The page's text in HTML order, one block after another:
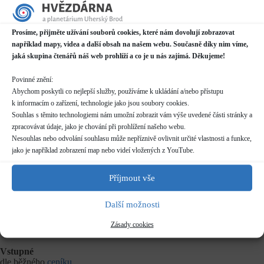
Prosíme, přijměte užívání souborů cookies, které nám dovolují zobrazovat
například mapy, videa a další obsah na našem webu. Současně díky nim víme,
jaká skupina čtenářů náš web prohlíží a co je u nás zajímá. Děkujeme!
Povinné znění:
Abychom poskytli co nejlepší služby, používáme k ukládání a/nebo přístupu
k informacím o zařízení, technologie jako jsou soubory cookies.
Souhlas s těmito technologiemi nám umožní zobrazit vám výše uvedené části stránky a
zpracovávat údaje, jako je chování při prohlížení našeho webu.
Nesouhlas nebo odvolání souhlasu může nepříznivě ovlivnit určité vlastnosti a funkce,
jako je například zobrazení map nebo videí vložených z YouTube.
Příjmout vše
Další možnosti
Zásady cookies
Datum / čas
19.09.2023
17:00 - 18:00
Planetárium v Domě kultury
Mariánské náměstí 2187, Uherský Brod
Další informace o dostupnosti a parkování
Kategorie
Pravidelné akce
Rezervace
Vstupné
dle běžného ceníku